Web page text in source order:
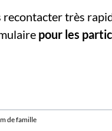
très
pour les
de famille